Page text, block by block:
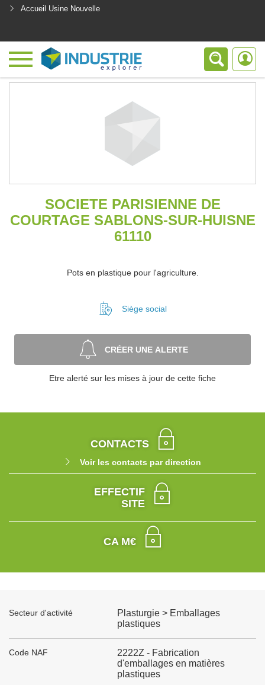
Accueil Usine Nouvelle
SOCIETE PARISIENNE DE
COURTAGE SABLONS-SUR-HUISNE
61110
Pots en plastique pour l'agriculture.
Siège social
CRÉER UNE ALERTE
Etre alerté sur les mises à jour de cette fiche
CONTACTS
Voir les contacts par direction
EFFECTIF
SITE
CA M€
Secteur d'activité
Plasturgie > Emballages
plastiques
Code NAF
2222Z - Fabrication
d'emballages en matières
plastiques